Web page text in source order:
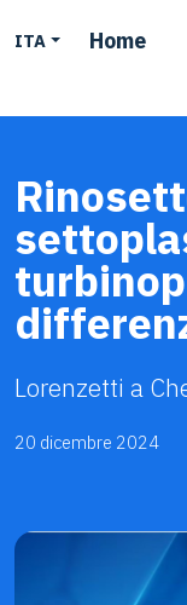
ITA Home
Lorenzetti a
20 dicembre 2024